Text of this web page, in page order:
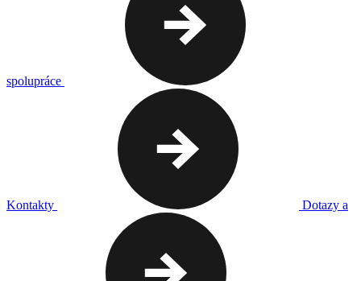
spolupráce
Kontakty Dotazy a